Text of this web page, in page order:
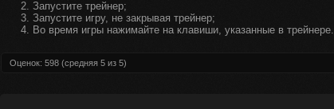
Запустите трейнер;
Запустите игру, не закрывая трейнер;
Во время игры нажимайте на клавиши, указанные в трейнере.
Оценок: 598 (средняя 5 из 5)